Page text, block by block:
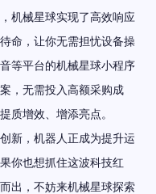
机械星球实现了高效响应
命，让你无需担忧设备操
等平台的机械星球小程序
，无需投入高额采购成
质增效、增添亮点。
新，机器人正成为提升运
你也想抓住这波科技红
出，不妨来机械星球探索